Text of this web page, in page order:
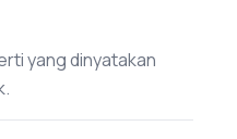
yang dinyatakan